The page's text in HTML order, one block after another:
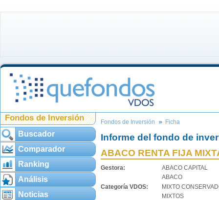
Fondos de Inversión
Buscador
Comparador
Ranking
Análisis
Noticias
Fondos de Inversión Ficha
Informe del fondo de
ABACO RENTA FIJA
Gestora:
ABACO CAPITAL
ABACO
Categoría VDOS:
MIXTO
MIXTOS